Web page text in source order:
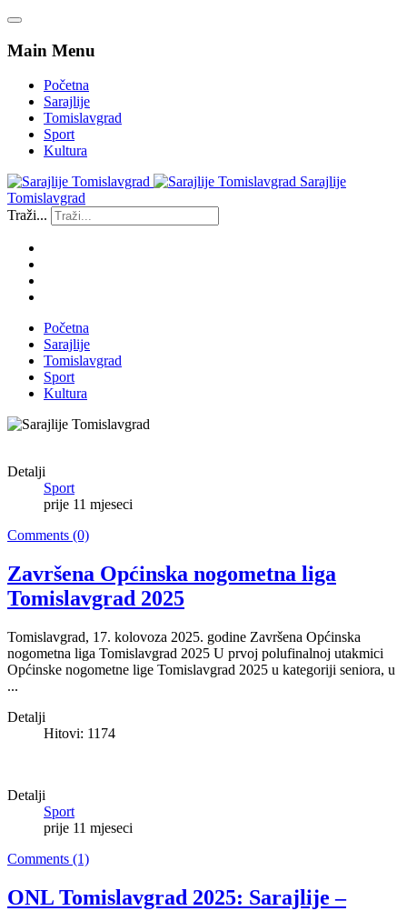
Main Menu
Početna
Sarajlije
Tomislavgrad
Sport
Kultura
Sarajlije
Tomislavgrad
Traži...
Početna
Sarajlije
Tomislavgrad
Sport
Kultura
Detalji
Sport
prije 11 mjeseci
Comments (0)
Završena Općinska nogometna liga
Tomislavgrad 2025
Tomislavgrad, 17. kolovoza 2025. godine Završena Općinska
nogometna liga Tomislavgrad 2025 U prvoj polufinalnoj utakmici
Općinske nogometne lige Tomislavgrad 2025 u kategoriji seniora, u
...
Detalji
Hitovi: 1174
Detalji
Sport
prije 11 mjeseci
Comments (1)
ONL Tomislavgrad 2025: Sarajlije –